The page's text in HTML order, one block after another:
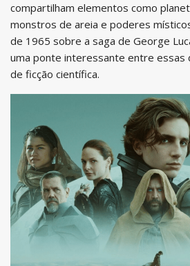
compartilham elementos como
monstros de areia e poderes
de 1965 sobre a saga de George
uma ponte interessante entre essas
de ficção científica.